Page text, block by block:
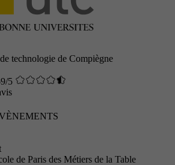
technologie de Compiègne
5
de Paris des Métiers de la Table